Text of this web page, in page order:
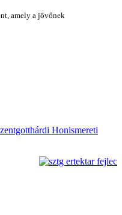
amely a jövőnek
Honismereti